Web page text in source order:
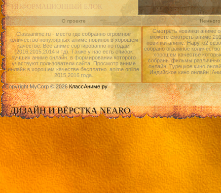
ИНФОРМАЦИОННЫЙ БЛОК
О проекте
Classanime.ru - место где собранно огромное
количество популярных аниме новинок в хорошем
качестве. Все аниме сортированно по годам
(2016,2015,2014 и тд). Также у нас есть список
лучших аниме онлайн, в формировании которого
участвуют пользователи сайта. Просмотр аниме
онлайн в хорошем качестве бесплатно. anime online
2015,2016 года.
Смотреть новинки аниме
можете смотреть аниме
новинки аниме: Наруто2
собрано огромное
хорошем качестве
собраны фильмы различных
онлайн, Турецкое кино
Индийское кино
Copyright MyCorp © 2026КлассАниме.ру
ДИЗАЙН И ВЁРСТКА NEARO